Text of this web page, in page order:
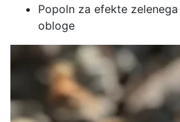
Popoln za efekte
obloge